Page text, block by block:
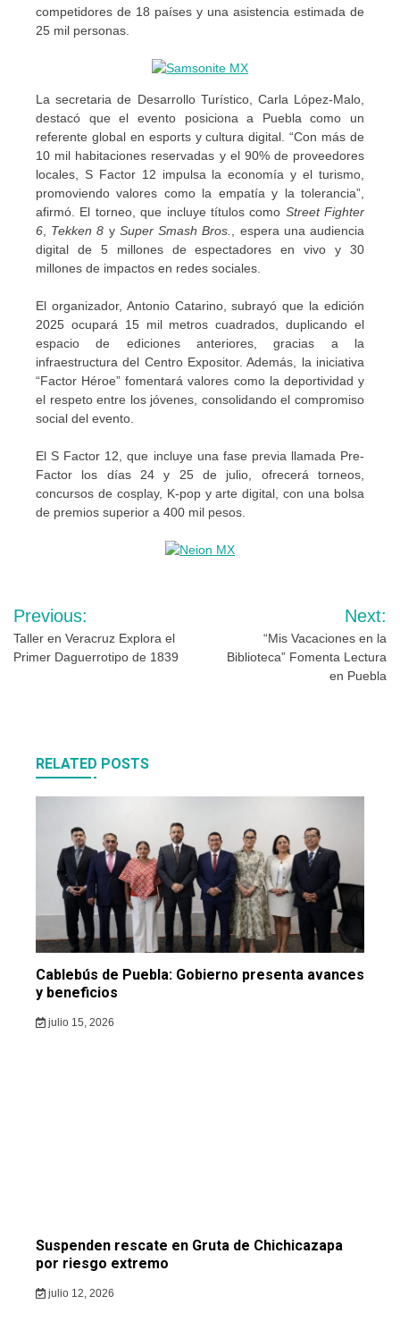
competidores de 18 países y una asistencia estimada de
25 mil personas.
La secretaria de Desarrollo Turístico, Carla López-Malo,
destacó que el evento posiciona a Puebla como un
referente global en esports y cultura digital. “Con más de
10 mil habitaciones reservadas y el 90% de proveedores
locales, S Factor 12 impulsa la economía y el turismo,
promoviendo valores como la empatía y la tolerancia”,
afirmó. El torneo, que incluye títulos como Street Fighter
6, Tekken 8 y Super Smash Bros., espera una audiencia
digital de 5 millones de espectadores en vivo y 30
millones de impactos en redes sociales.
El organizador, Antonio Catarino, subrayó que la edición
2025 ocupará 15 mil metros cuadrados, duplicando el
espacio de ediciones anteriores, gracias a la
infraestructura del Centro Expositor. Además, la iniciativa
“Factor Héroe” fomentará valores como la deportividad y
el respeto entre los jóvenes, consolidando el compromiso
social del evento.
El S Factor 12, que incluye una fase previa llamada Pre-
Factor los días 24 y 25 de julio, ofrecerá torneos,
concursos de cosplay, K-pop y arte digital, con una bolsa
de premios superior a 400 mil pesos.
Navegación
de
Previous:
Taller en Veracruz Explora el
Primer Daguerrotipo de 1839
Next:
“Mis Vacaciones en la
Biblioteca” Fomenta Lectura
en Puebla
RELATED POSTS
Cablebús de Puebla: Gobierno presenta avances
y beneficios
julio 15, 2026
Suspenden rescate en Gruta de Chichicazapa
por riesgo extremo
julio 12, 2026